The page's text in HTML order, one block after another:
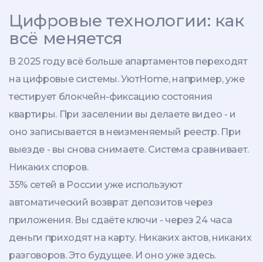
Цифровые технологии: как
всё меняется
В 2025 году всё больше апартаментов переходят
на цифровые системы. УютHome, например, уже
тестирует блокчейн-фиксацию состояния
квартиры. При заселении вы делаете видео - и
оно записывается в неизменяемый реестр. При
выезде - вы снова снимаете. Система сравнивает.
Никаких споров.
35% сетей в России уже используют
автоматический возврат депозитов через
приложения. Вы сдаёте ключи - через 24 часа
деньги приходят на карту. Никаких актов, никаких
разговоров. Это будущее. И оно уже здесь.